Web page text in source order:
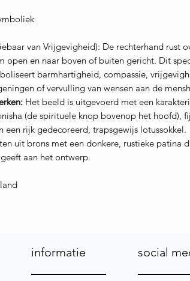
van Vrijgevigheid): De rechterhand rust
open en naar boven of buiten gericht. Dit
barmhartigheid, compassie,
of vervulling van wensen aan de
Het beeld is uitgevoerd met een
(de spirituele knop bovenop het hoofd),
een rijk gedecoreerd, trapsgewijs lotussokkel.
uit brons met een donkere, rustieke patina
aan het ontwerp.
informatie social